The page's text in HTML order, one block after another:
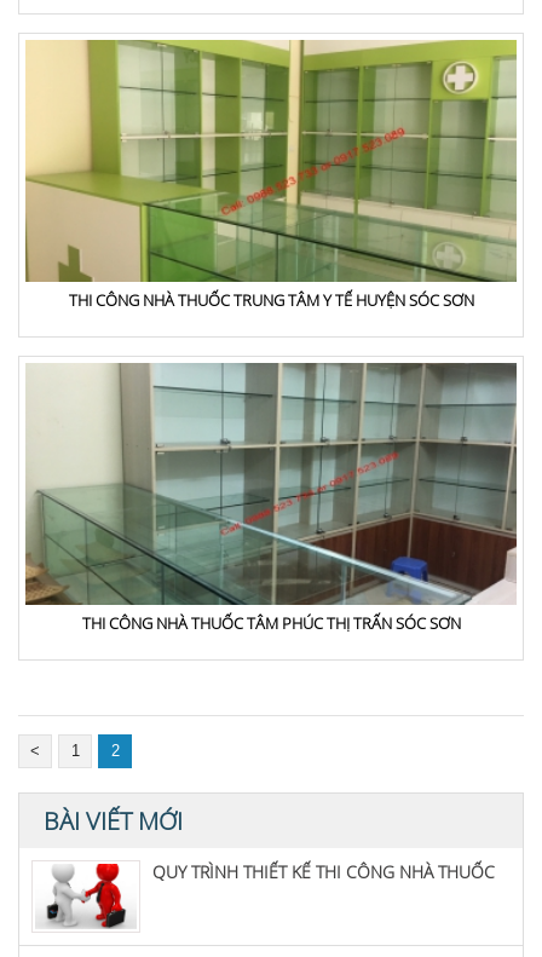
BÀI VIẾT MỚI
QUY TRÌNH THIẾT KẾ THI CÔNG NHÀ THUỐC
THI CÔNG NHÀ THUỐC TRUNG TÂM Y TẾ HUYỆN SÓC SƠN
THI CÔNG NHÀ THUỐC TÂM PHÚC THỊ TRẤN SÓC SƠN
< 1 2